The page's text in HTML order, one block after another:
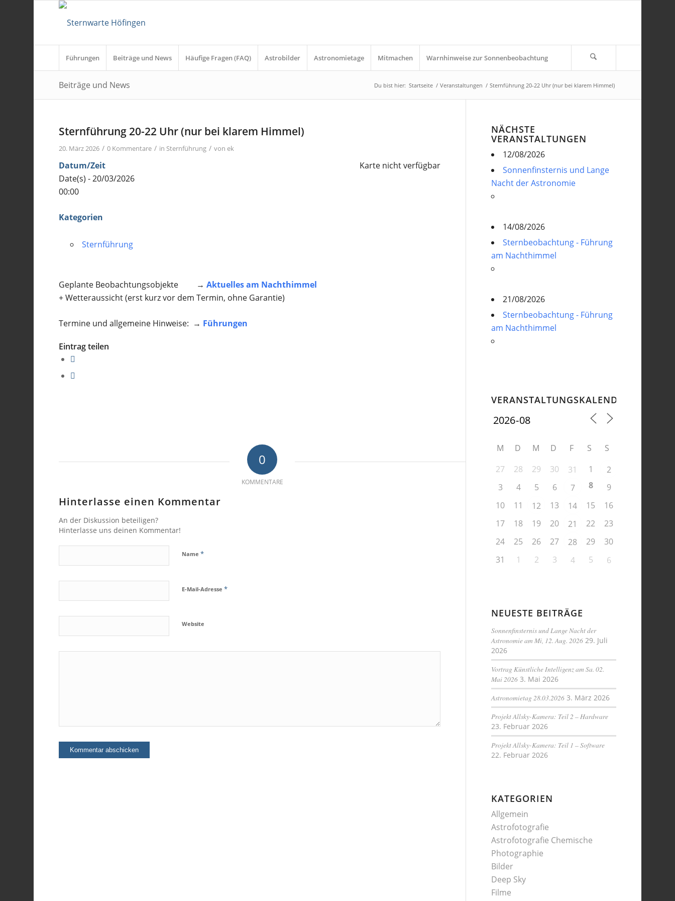
Führungen Beiträge und News Häufige Fragen (FAQ) Astrobilder Astronomietage Mitmachen Warnhinweise zur Sonnenbeobachtung
Beiträge und News Du bist hier: Startseite / Veranstaltungen / Sternführung 20-22 Uhr (nur bei klarem Himmel)
Sternführung 20-22 Uhr (nur bei klarem Himmel)
20. März 2026 / 0 Kommentare / in Sternführung / vonek
Karte nicht verfügbar
Datum/Zeit
Date(s) - 20/03/2026
00:00
Kategorien
Sternführung
Geplante Beobachtungsobjekte →Aktuelles am Nachthimmel
+ Wetteraussicht (erst kurz vor dem Termin, ohne Garantie)
Termine und allgemeine Hinweise: → Führungen
Eintrag teilen
0
KOMMENTARE
Hinterlasse einen Kommentar
An der Diskussion beteiligen?
Hinterlasse uns deinen Kommentar!
Name*
E-Mail-Adresse*
Website
NÄCHSTE
VERANSTALTUNGEN
12/08/2026
Sonnenfinsternis und Lange
Nacht der Astronomie
14/08/2026
Sternbeobachtung - Führung
am Nachthimmel
21/08/2026
Sternbeobachtung - Führung
am Nachthimmel
VERANSTALTUNGSKALENDER
M D M D F S
S
27
28 29 30 31 1
2
3
4 5 6 7 8
9
10
11 12 13 14 15
16
17
18 19 20 21 22
23
24
25 26 27 28 29
30
31
1 2 3 4 5 6
NEUESTE BEITRÄGE
Sonnenfinsternis und Lange Nacht der
Astronomie am Mi, 12. Aug. 2026 29. Juli
2026
Vortrag Künstliche Intelligenz am Sa. 02.
Mai 2026 3. Mai 2026
Astronomietag 28.03.2026 3. März 2026
Projekt Allsky-Kamera: Teil 2 – Hardware
23. Februar 2026
Projekt Allsky-Kamera: Teil 1 – Software
22. Februar 2026
KATEGORIEN
Allgemein
Astrofotografie
Astrofotografie Chemische
Photographie
Bilder
Deep Sky
Filme